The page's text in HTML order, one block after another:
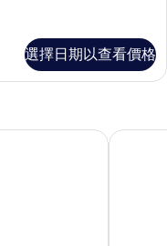
選擇日期以查看價格
米蘭